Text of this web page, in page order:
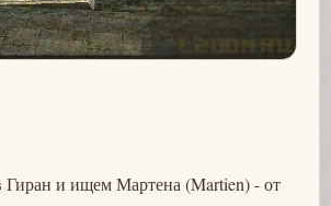
Гиран и ищем Мартена (Martien) - от